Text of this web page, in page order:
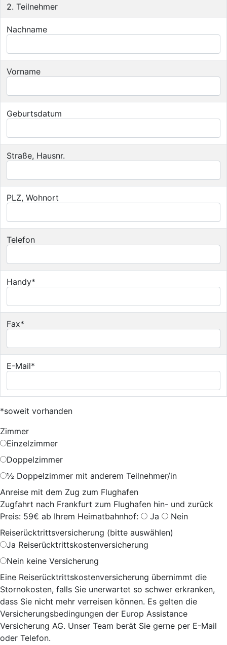
2. Teilnehmer
Nachname
Vorname
Geburtsdatum
Straße, Hausnr.
PLZ, Wohnort
Telefon
Handy*
Fax*
E-Mail*
*soweit vorhanden
Zimmer
Einzelzimmer
Doppelzimmer
½ Doppelzimmer mit anderem Teilnehmer/in
Anreise mit dem Zug zum Flughafen
Zugfahrt nach Frankfurt zum Flughafen hin- und zurück
Preis: 59€ ab Ihrem Heimatbahnhof:
Ja
Nein
Reiserücktrittsversicherung (bitte auswählen)
Ja Reiserücktrittskostenversicherung
Nein keine Versicherung
Eine Reiserücktrittskostenversicherung übernimmt die
Stornokosten, falls Sie unerwartet so schwer erkranken,
dass Sie nicht mehr verreisen können. Es gelten die
Versicherungsbedingungen der Europ Assistance
Versicherung AG. Unser Team berät Sie gerne per E-Mail
oder Telefon.